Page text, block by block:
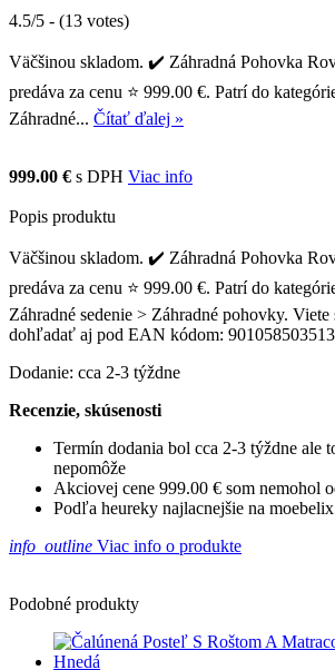
4.5/5 - (13 votes)
Väčšinou skladom. ✔️ Záhradná Pohovka
predáva za cenu ⭐ 999.00 €. Patrí do
Záhradné... Čítať ďalej »
999.00 € s DPH Viac info
Popis produktu
Väčšinou skladom. ✔️ Záhradná Pohovka
predáva za cenu ⭐ 999.00 €. Patrí do
Záhradné sedenie > Záhradné pohovky.
dohľadať aj pod EAN kódom:
Dodanie: cca 2-3 týždne
Recenzie, skúsenosti
Termín dodania bol cca 2-3 týždne ale
nepomôže
Akciovej cene 999.00 € som nemohol
Podľa heureky najlacnejšie na
info_outline Viac info o produkte
Podobné produkty